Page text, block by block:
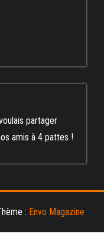
partager
amis à 4 pattes !
: Envo Magazine